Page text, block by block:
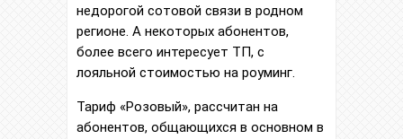
недорогой сотовой связи в родном
регионе. А некоторых абонентов,
более всего интересует ТП, с
лояльной стоимостью на роуминг.
Тариф «Розовый», рассчитан на
абонентов, общающихся в основном в